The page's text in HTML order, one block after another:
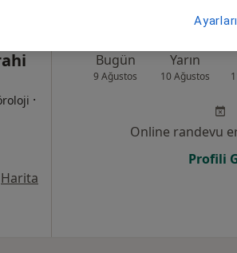
·
Harita
Bugün
9 Ağustos
Yarın
10 Ağustos
Online randevu
Profili